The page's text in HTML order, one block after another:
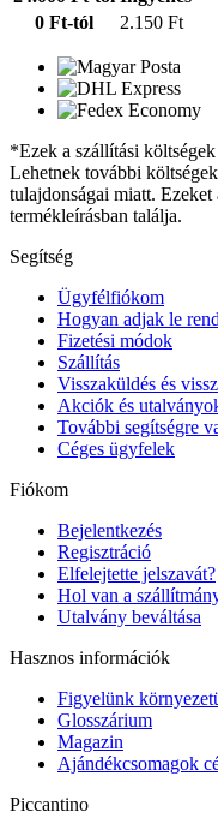
0 Ft-tól
2.150 Ft
*Ezek a szállítási
Lehetnek további
tulajdonságai miatt.
termékleírásban találja.
Segítség
Ügyfélfiókom
Hogyan adjak le
Fizetési módok
Szállítás
Visszaküldés és
Akciók és
További segítségre
Céges ügyfelek
Fiókom
Bejelentkezés
Regisztráció
Elfelejtette jelszavát?
Hol van a
Utalvány beváltása
Hasznos információk
Figyelünk
Glosszárium
Magazin
Ajándékcsomagok
Piccantino